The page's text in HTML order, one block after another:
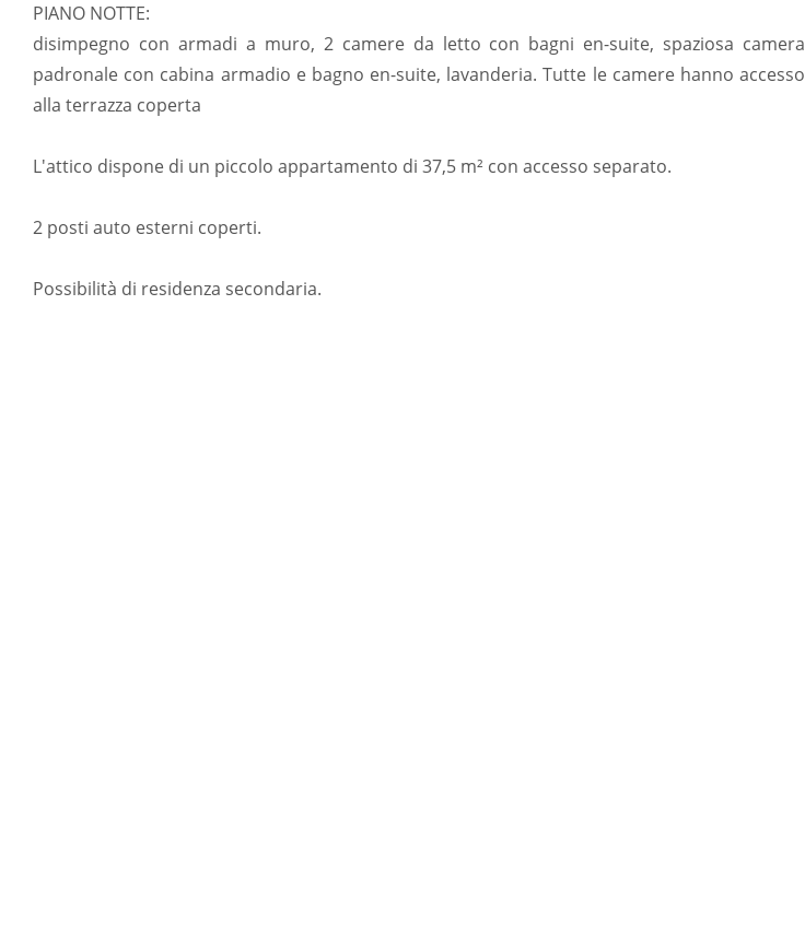
PIANO NOTTE:
disimpegno con armadi a muro, 2 camere da letto con bagni en-suite, spaziosa camera
padronale con cabina armadio e bagno en-suite, lavanderia. Tutte le camere hanno accesso
alla terrazza coperta
L'attico dispone di un piccolo appartamento di 37,5 m² con accesso separato.
2 posti auto esterni coperti.
Possibilità di residenza secondaria.